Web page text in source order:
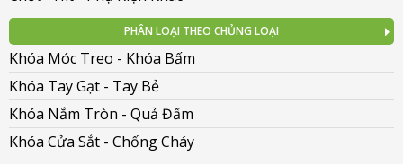
PHÂN LOẠI THEO CHỦNG LOẠI
Khóa Móc Treo - Khóa Bấm
Khóa Tay Gạt - Tay Bẻ
Khóa Nắm Tròn - Quả Đấm
Khóa Cửa Sắt - Chống Cháy